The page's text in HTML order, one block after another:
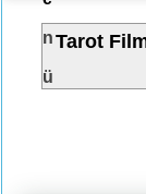
n
ü
Tarot